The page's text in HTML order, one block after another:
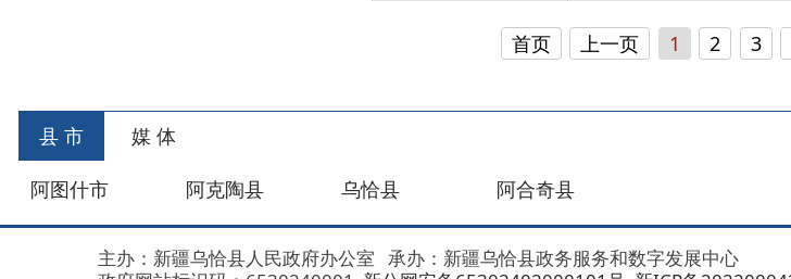
阿合奇县
政府网站标识码：6530240001新公网安备65302402000101号新ICP备2022000421号-1
地 址：新疆克州乌恰县光明路1号